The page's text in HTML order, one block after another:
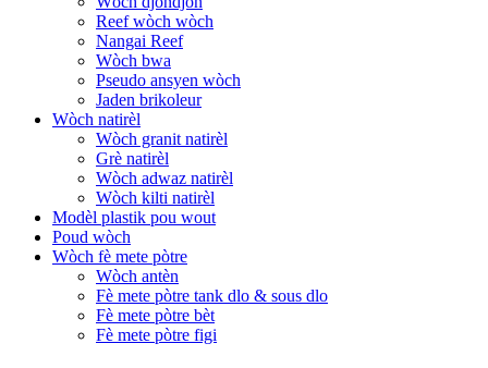
Reef wòch wòch
Nangai Reef
Wòch bwa
Pseudo ansyen wòch
Jaden brikoleur
Wòch natirèl
Wòch granit natirèl
Grè natirèl
Wòch adwaz natirèl
Wòch kilti natirèl
Modèl plastik pou wout
Poud wòch
Wòch fè mete pòtre
Wòch antèn
Fè mete pòtre tank dlo & sous dlo
Fè mete pòtre bèt
Fè mete pòtre figi